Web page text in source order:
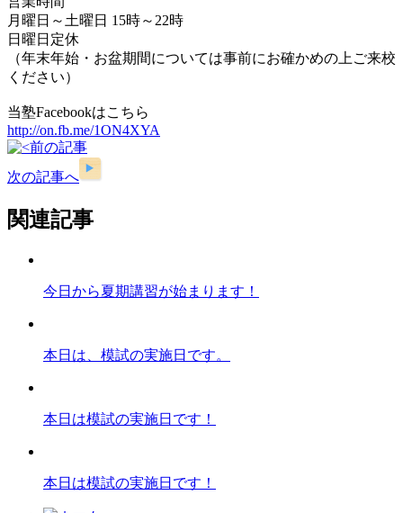
月曜日～土曜日 15時～22時
日曜日定休
（年末年始・お盆期間については事前にお確かめの上ご来校
ください）
当塾Facebookはこちら
http://on.fb.me/1ON4XYA
前の記事
次の記事へ
関連記事
今日から夏期講習が始まります！
本日は、模試の実施日です。
本日は模試の実施日です！
本日は模試の実施日です！